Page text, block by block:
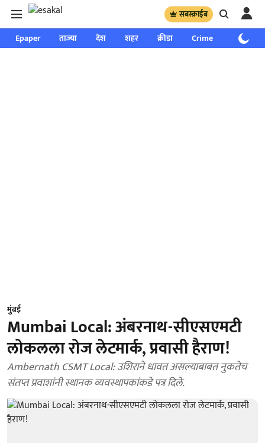
सबस्क्राईब
Epaper ताज्या देश शहर क्रीडा Crime साप्ताहिक
मुंबई
Mumbai Local: अंबरनाथ-सीएसएमटी
लोकलला रोज लेटमार्क, प्रवासी हैराण!
Ambernath CSMT Local: उशिराने धावत असल्याबाबत नुकतेच
संतप्त प्रवाशांनी स्थानक व्यवस्थापकांकडे पत्र दिले.